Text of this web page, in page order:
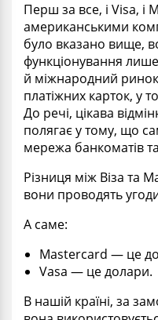
Перш за все, і Visa, і
американськими
було вказано вище,
функціонування
й міжнародний
платіжних карток, у
До речі, цікава
полягає у тому, що
мережа банкоматів
Різниця між Віза та
вони проводять
А саме:
Mastercard — це
Vasa — це долари.
В нашій країні, за